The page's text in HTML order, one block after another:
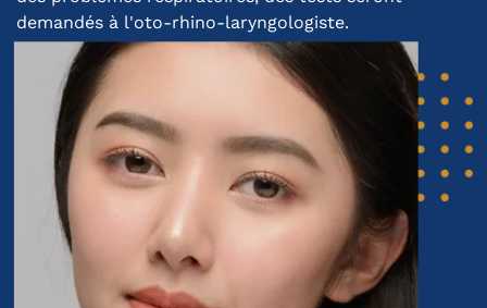
demandés à l'oto-rhino-laryngologiste.